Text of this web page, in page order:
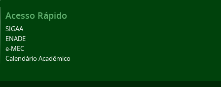
Acesso Rápido
SIGAA
ENADE
e-MEC
Calendário Acadêmico